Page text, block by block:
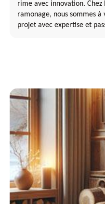
rime avec innovation. Chez
ramonage, nous sommes
projet avec expertise et